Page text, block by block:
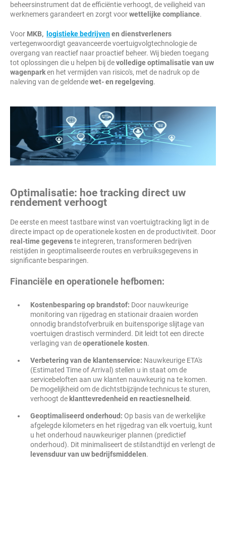
beheersinstrument dat de efficiëntie verhoogt, de veiligheid van
werknemers garandeert en zorgt voorwettelijke compliance.
Voor MKB, logistieke bedrijvenen dienstverleners
vertegenwoordigt geavanceerde voertuigvolgtechnologie de
overgang van reactief naar proactief beheer. Wij bieden toegang
tot oplossingen die u helpen bij devolledige optimalisatie van uw
wagenparken het vermijden van risico's, met de nadruk op de
naleving van de geldendewet- en regelgeving.
Optimalisatie: hoe tracking direct uw
rendement verhoogt
De eerste en meest tastbare winst van voertuigtracking ligt in de
directe impact op de operationele kosten en de productiviteit. Door
real-time gegevenste integreren, transformeren bedrijven
reistijden in geoptimaliseerde routes en verbruiksgegevens in
significante besparingen.
Financiële en operationele hefbomen:
Kostenbesparing op brandstof: Door nauwkeurige
monitoring van rijgedrag en stationair draaien worden
onnodig brandstofverbruik en buitensporige slijtage van
voertuigen drastisch verminderd. Dit leidt tot een directe
verlaging van deoperationele kosten.
Verbetering van de klantenservice: Nauwkeurige ETA's
(Estimated Time of Arrival) stellen u in staat om de
servicebeloften aan uw klanten nauwkeurig na te komen.
De mogelijkheid om de dichtstbijzijnde technicus te sturen,
verhoogt de klanttevredenheid en reactiesnelheid.
Geoptimaliseerd onderhoud: Op basis van de werkelijke
afgelegde kilometers en het rijgedrag van elk voertuig, kunt
u het onderhoud nauwkeuriger plannen (predictief
onderhoud). Dit minimaliseert de stilstandtijd en verlengt de
levensduur van uw bedrijfsmiddelen.